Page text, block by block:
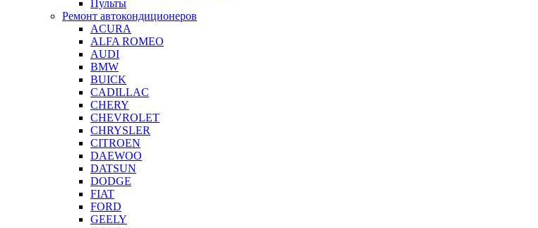
Пульты
Ремонт автокондиционеров
ACURA
ALFA ROMEO
AUDI
BMW
BUICK
CADILLAC
CHERY
CHEVROLET
CHRYSLER
CITROEN
DAEWOO
DATSUN
DODGE
FIAT
FORD
GEELY